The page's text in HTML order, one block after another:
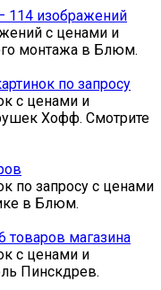
изображений
с ценами и
монтажа в Блюм.
по запросу
с ценами и
Хофф. Смотрите
по запросу с ценами
в Блюм.
магазина
с ценами и
Пинскдрев.